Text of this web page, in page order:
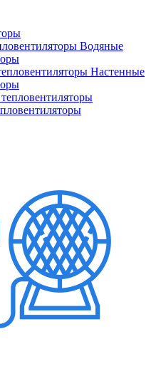
Водяные
Настенные